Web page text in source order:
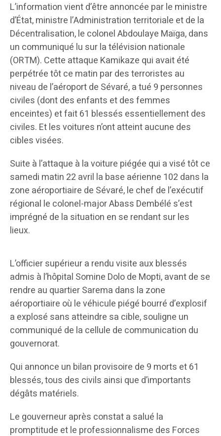
L’information vient d’être annoncée par le ministre
d’État, ministre l’Administration territoriale et de la
Décentralisation, le colonel Abdoulaye Maïga, dans
un communiqué lu sur la télévision nationale
(ORTM). Cette attaque Kamikaze qui avait été
perpétrée tôt ce matin par des terroristes au
niveau de l’aéroport de Sévaré, a tué 9 personnes
civiles (dont des enfants et des femmes
enceintes) et fait 61 blessés essentiellement des
civiles. Et les voitures n’ont atteint aucune des
cibles visées.
Suite à l’attaque à la voiture piégée qui a visé tôt ce
samedi matin 22 avril la base aérienne 102 dans la
zone aéroportiaire de Sévaré, le chef de l’exécutif
régional le colonel-major Abass Dembélé s’est
imprégné de la situation en se rendant sur les
lieux.
L’officier supérieur a rendu visite aux blessés
admis à l’hôpital Somine Dolo de Mopti, avant de se
rendre au quartier Sarema dans la zone
aéroportiaire où le véhicule piégé bourré d’explosif
a explosé sans atteindre sa cible, souligne un
communiqué de la cellule de communication du
gouvernorat.
Qui annonce un bilan provisoire de 9 morts et 61
blessés, tous des civils ainsi que d’importants
dégâts matériels.
Le gouverneur après constat a salué la
promptitude et le professionnalisme des Forces